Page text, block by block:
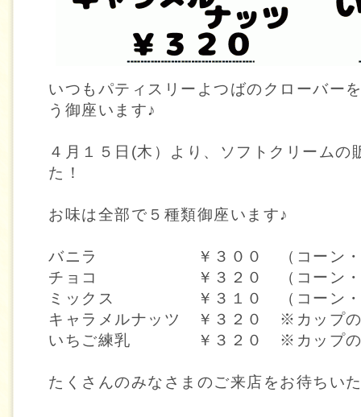
いつもパティスリーよつばのクローバー
う御座います♪
４月１５日(木）より、ソフトクリームの
た！
お味は全部で５種類御座います♪
バニラ ￥３００ （コーン・
チョコ ￥３２０ （コーン・
ミックス ￥３１０ （コーン・
キャラメルナッツ ￥３２０ ※カップの
いちご練乳 ￥３２０ ※カップの
たくさんのみなさまのご来店をお待ちい